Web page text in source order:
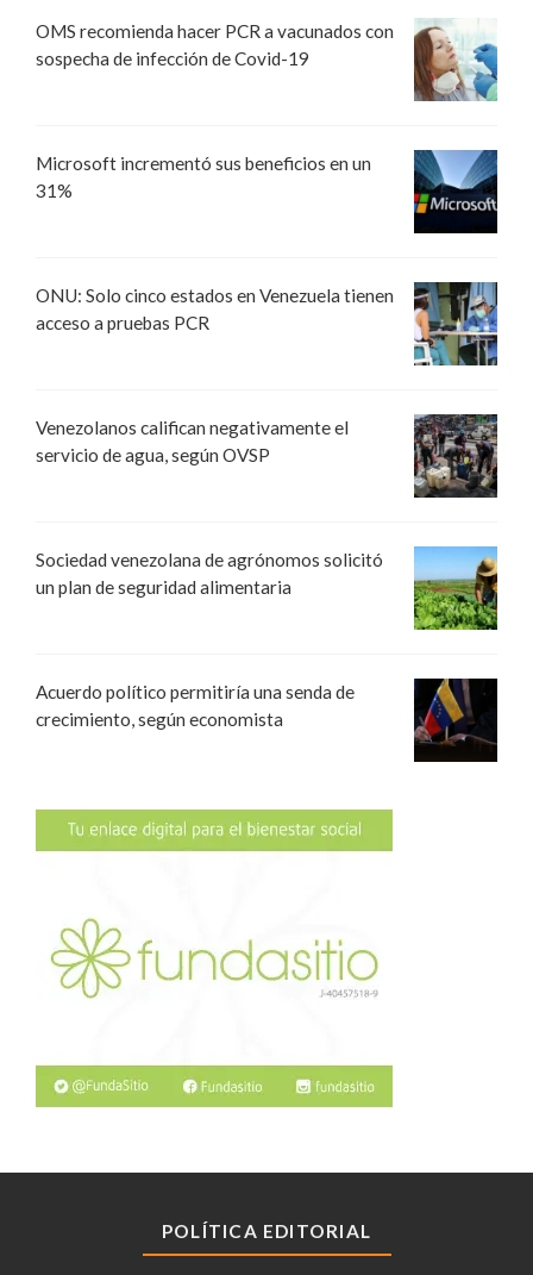
OMS recomienda hacer PCR a vacunados con
sospecha de infección de Covid-19
Microsoft incrementó sus beneficios en un
31%
ONU: Solo cinco estados en Venezuela tienen
acceso a pruebas PCR
Venezolanos califican negativamente el
servicio de agua, según OVSP
Sociedad venezolana de agrónomos solicitó
un plan de seguridad alimentaria
Acuerdo político permitiría una senda de
crecimiento, según economista
POLÍTICA EDITORIAL